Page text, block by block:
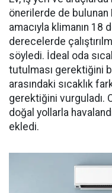
önerilerde de bulunan
amacıyla klimanın
derecelerde
söyledi. İdeal oda
tutulması gerektiğini
arasındaki sıcaklık
gerektiğini vurguladı.
doğal yollarla
ekledi.